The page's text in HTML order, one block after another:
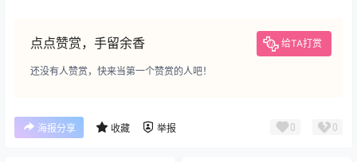
点点赞赏，手留余香 给TA打赏
还没有人赞赏，快来当第一个赞赏的人吧！
海报分享 收藏 举报 0 0